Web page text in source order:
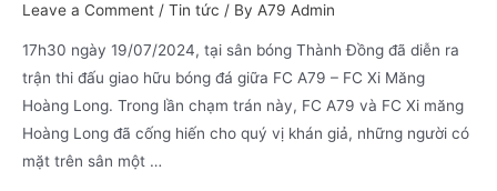
Leave a Comment / Tin tức / By A79 Admin
17h30 ngày 19/07/2024, tại sân bóng Thành Đồng đã diễn ra
trận thi đấu giao hữu bóng đá giữa FC A79 – FC Xi Măng
Hoàng Long. Trong lần chạm trán này, FC A79 và FC Xi măng
Hoàng Long đã cống hiến cho quý vị khán giả, những người có
mặt trên sân một …